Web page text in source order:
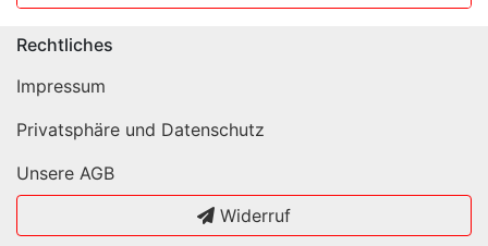
Rechtliches
Impressum
Privatsphäre und Datenschutz
Unsere AGB
Widerruf